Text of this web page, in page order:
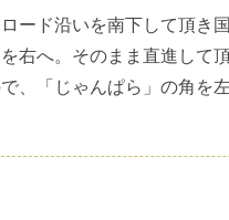
ード沿いを南下して頂き
右へ。そのまま直進して
、「じゃんぱら」の角を